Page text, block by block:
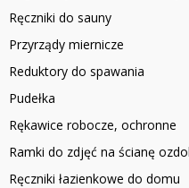
Ręczniki do sauny
Przyrządy miernicze
Reduktory do spawania
Pudełka
Rękawice robocze, ochronne
Ramki do zdjęć na ścianę
Ręczniki łazienkowe do domu